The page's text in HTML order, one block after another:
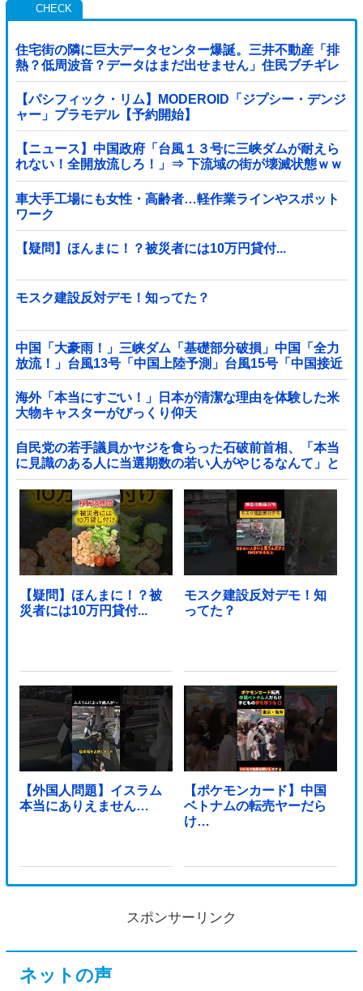
住宅街の隣に巨大データセンター爆誕。三井不動産「排
熱？低周波音？データはまだ出せません」住民ブチギレ
【パシフィック・リム】MODEROID「ジプシー・デンジ
ャー」プラモデル【予約開始】
【ニュース】中国政府「台風１３号に三峡ダムが耐えら
れない！全開放流しろ！」⇒ 下流域の街が壊滅状態ｗｗ
ｗｗｗ
車大手工場にも女性・高齢者…軽作業ラインやスポット
ワーク
【疑問】ほんまに！？被災者には10万円貸付...
モスク建設反対デモ！知ってた？
中国「大豪雨！」三峡ダム「基礎部分破損」中国「全力
放流！」台風13号「中国上陸予測」台風15号「中国接近
（画像」中国「台風同時上陸！（穀物生産が壊滅危機」
→
海外「本当にすごい！」日本が清潔な理由を体験した米
大物キャスターがびっくり仰天
自民党の若手議員かヤジを食らった石破前首相、「本当
に見識のある人に当選期数の若い人がやじるなんて」と
不満たらたらな様子を見せて……他
【疑問】ほんまに！？被
災者には10万円貸付...
モスク建設反対デモ！知
ってた？
【外国人問題】イスラム
本当にありえません…
【ポケモンカード】中国
ベトナムの転売ヤーだら
け…
スポンサーリンク
ネットの声